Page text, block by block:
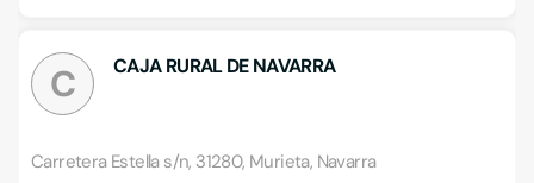
C CAJA RURAL DE NAVARRA
Carretera Estella s/n, 31280, Murieta, Navarra